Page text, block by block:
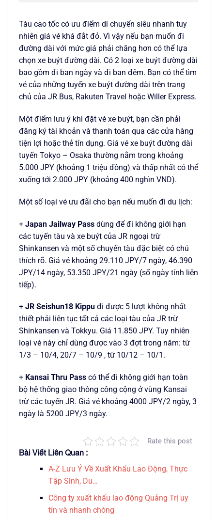
Tàu cao tốc có ưu điểm di chuyển siêu nhanh tuy
nhiên giá vé khá đắt đỏ. Vì vậy nếu bạn muốn đi
đường dài với mức giá phải chăng hơn có thể lựa
chọn xe buýt đường dài. Có 2 loại xe buýt đường dài
bao gồm đi ban ngày và đi ban đêm. Bạn có thể tìm
vé của những tuyến xe buýt đường dài trên trang
chủ của JR Bus, Rakuten Travel hoặc Willer Express.
Một điểm lưu ý khi đặt vé xe buýt, bạn cần phải
đăng ký tài khoản và thanh toán qua các cửa hàng
tiện lợi hoặc thẻ tín dụng. Giá vé xe buýt đường dài
tuyến Tokyo – Osaka thường nằm trong khoảng
5.000 JPY (khoảng 1 triệu đồng) và thấp nhất có thể
xuống tới 2.000 JPY (khoảng 400 nghìn VND).
Một số loại vé ưu đãi cho bạn nếu muốn đi du lịch:
+ Japan Jailway Pass dùng để đi không giới hạn
các tuyến tàu và xe buýt của JR ngoại trừ
Shinkansen và một số chuyến tàu đặc biệt có chú
thích rõ. Giá vé khoảng 29.110 JPY/7 ngày, 46.390
JPY/14 ngày, 53.350 JPY/21 ngày (số ngày tính liên
tiếp).
+ JR Seishun18 Kippu đi được 5 lượt không nhất
thiết phải liên tục tất cả các loại tàu của JR trừ
Shinkansen và Tokkyu. Giá 11.850 JPY. Tuy nhiên
loại vé này chỉ dùng được vào 3 đợt trong năm: từ
1/3 – 10/4, 20/7 – 10/9 , từ 10/12 – 10/1.
+ Kansai Thru Pass có thể đi không giới hạn toàn
bộ hệ thống giao thông công cộng ở vùng Kansai
trừ các tuyến JR. Giá vé khoảng 4000 JPY/2 ngày, 3
ngày là 5200 JPY/3 ngày.
Rate this post
Bài Viết Liên Quan :
A-Z Lưu Ý Về Xuất Khẩu Lao Động, Thực
Tập Sinh, Du…
Công ty xuất khẩu lao động Quảng Trị uy
tín và nhanh chóng